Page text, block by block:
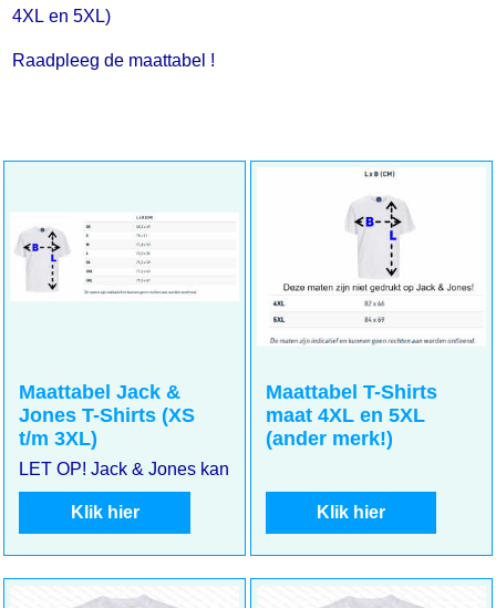
4XL en 5XL)
Raadpleeg de maattabel !
Maattabel Jack &
Jones T-Shirts (XS
t/m 3XL)
LET OP! Jack & Jones kan kleiner uitvallen. Meet goed uw
Klik hier
Maattabel T-Shirts
maat 4XL en 5XL
(ander merk!)
Klik hier